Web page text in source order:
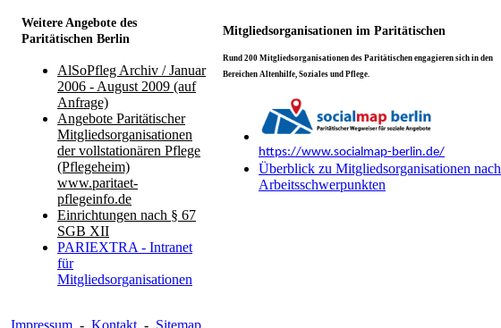
Weitere Angebote des
Paritätischen Berlin
Mitgliedsorganisationen im Paritätischen
AlSoPfleg Archiv / Januar
2006 - August 2009 (auf
Anfrage)
Angebote Paritätischer
Mitgliedsorganisationen
der vollstationären Pflege
(Pflegeheim)
www.paritaet-
pflegeinfo.de
Einrichtungen nach § 67
SGB XII
PARIEXTRA - Intranet
für
Mitgliedsorganisationen
Rund 200 Mitgliedsorganisationen des Paritätischen engagieren sich in den
Bereichen Altenhilfe, Soziales und Pflege.
https://www.socialmap-berlin.de/
Überblick zu Mitgliedsorganisationen nach
Arbeitsschwerpunkten
Impressum - Kontakt - Sitemap